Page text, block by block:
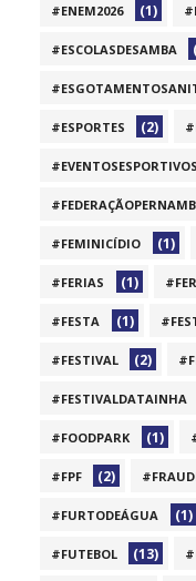
#ENEM2026 (1)
#ESCOLASDESAMBA
#ESPORTES (2)
#EVENTOSESPORTIVOS
#FEMINICÍDIO (1)
#FERIAS (1)
#FESTA (1)
#FESTIVAL (2)
#FESTIVALDATAINHA
#FOODPARK (1)
#FPF (2)
#FURTODEÁGUA (1)
#FUTEBOL (13)